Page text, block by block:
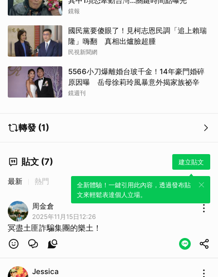
鏡報
國民黨要傻眼了！見柯志恩民調「追上賴瑞
隆」嗨翻 真相出爐臉超腫
民視新聞網
5566小刀爆離婚台玻千金！14年豪門婚碎
原因曝 岳母徐莉玲風暴意外揭家族祕辛
鏡週刊
轉發 (1)
貼文 (7) 建立貼文
全新體驗！一鍵引用此內容，透過發布貼
文來輕鬆表達個人立場。
最新 熱門
周金倉
2025年11月15日12:26
冥盡土匪詐騙集團的樂土！
Jessica